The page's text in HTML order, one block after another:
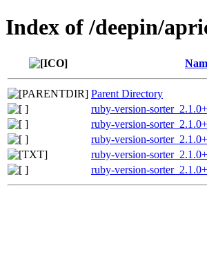
Index of /deepin/
Parent Directory
ruby-version-
ruby-version-
ruby-version-
ruby-version-
ruby-version-